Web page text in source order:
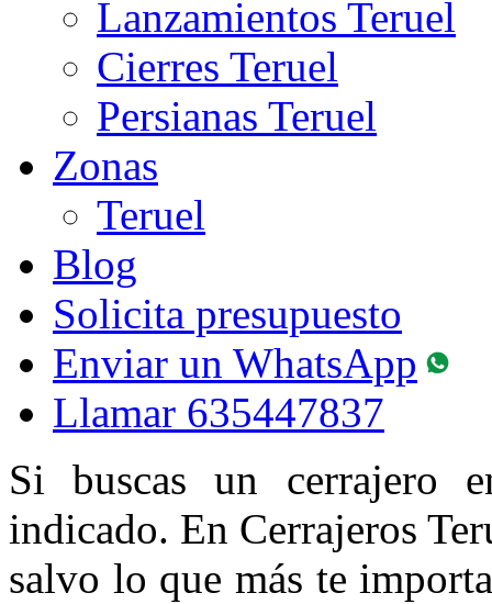
Lanzamientos Teruel
Cierres Teruel
Persianas Teruel
Zonas
Teruel
Blog
Solicita presupuesto
Enviar un WhatsApp
Llamar 635447837
Si buscas un cerrajero
indicado. En Cerrajeros
salvo lo que más te